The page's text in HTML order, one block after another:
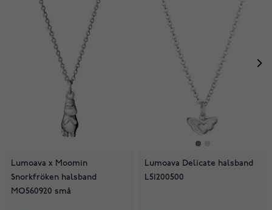
Lumoava x Moomin
Snorkfröken halsband
MO560920 små
Lumoava Delicate halsband
L51200500